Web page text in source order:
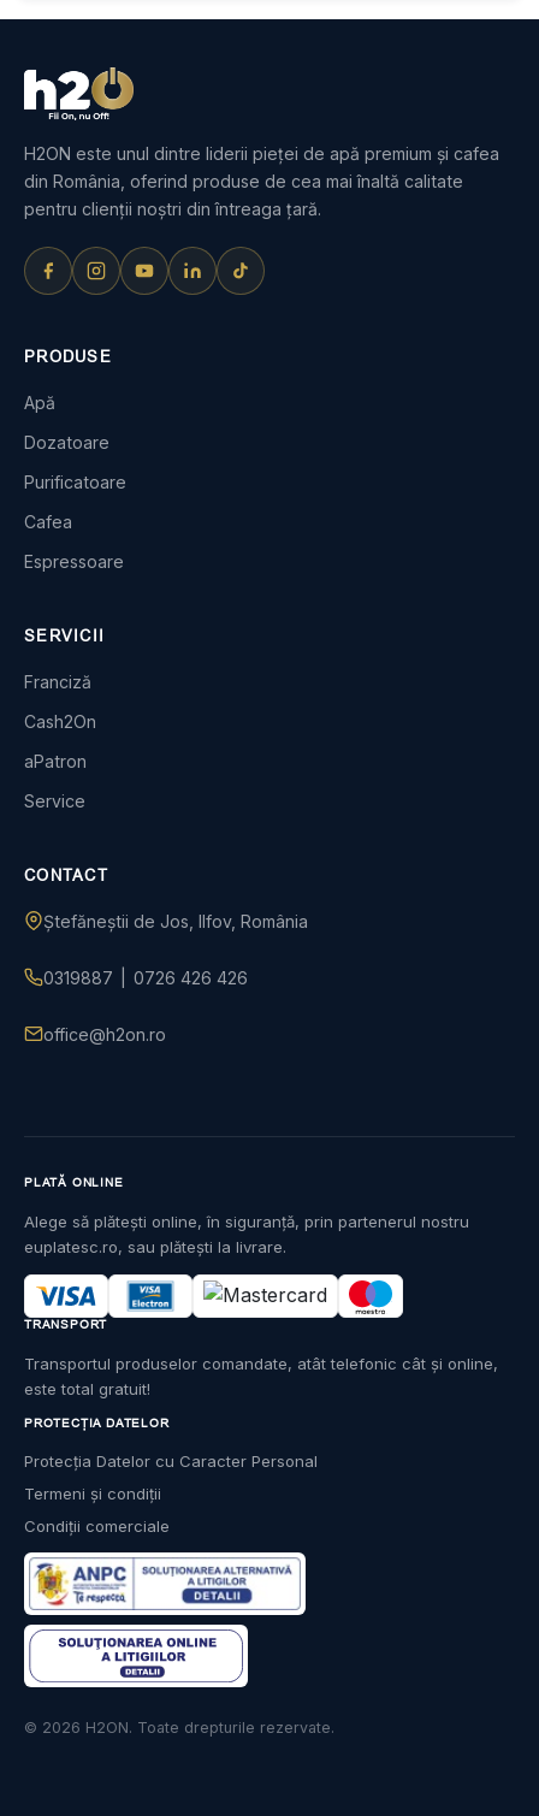
H2ON este unul dintre liderii pieței de apă premium și cafea
din România, oferind produse de cea mai înaltă calitate
pentru clienții noștri din întreaga țară.
PRODUSE
Apă
Dozatoare
Purificatoare
Cafea
Espressoare
SERVICII
Franciză
Cash2On
aPatron
Service
CONTACT
Ștefăneștii de Jos, Ilfov, România
0319887 0726 426 426
office@h2on.ro
PROTECȚIA DATELOR
Protecția Datelor cu Caracter Personal
Termeni și condiții
Condiții comerciale
© 2026 H2ON. Toate drepturile rezervate.
PLATĂ ONLINE
Alege să plătești online, în siguranță, prin partenerul nostru
euplatesc.ro, sau plătești la livrare.
TRANSPORT
Transportul produselor comandate, atât telefonic cât și online,
este total gratuit!